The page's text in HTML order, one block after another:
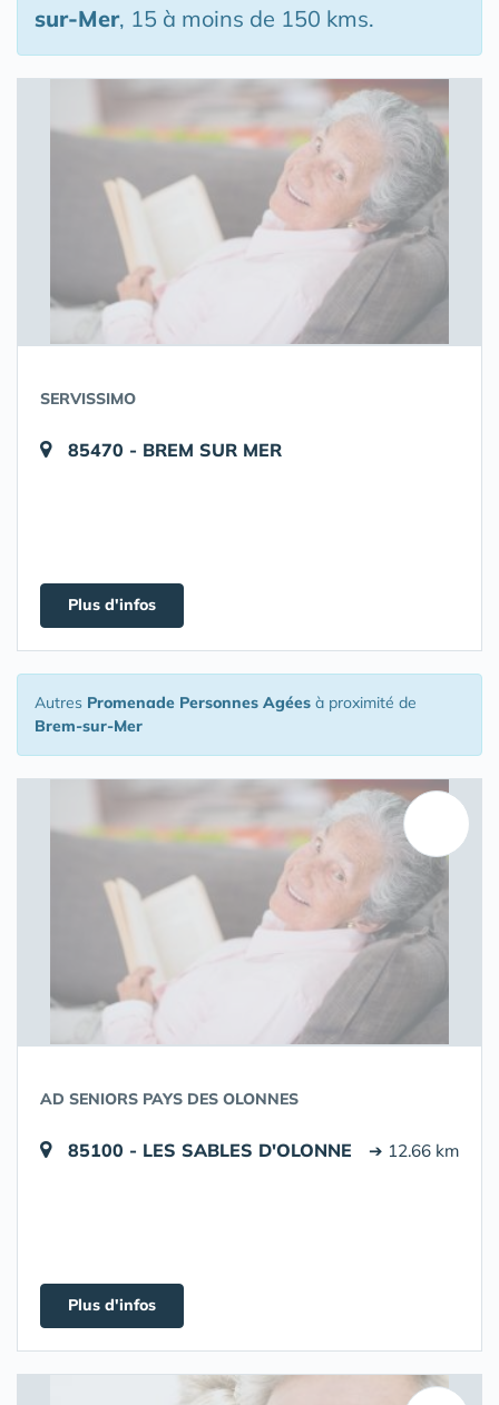
sur-Mer, 15 à moins de 150 kms.
SERVISSIMO
85470 - BREM SUR MER
Plus d'infos
Autres Promenade Personnes Agées à proximité de
Brem-sur-Mer
AD SENIORS PAYS DES OLONNES
85100 - LES SABLES D'OLONNE ➔ 12.66 km
Plus d'infos